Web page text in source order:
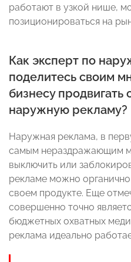
работают в узкой нише,
позиционироваться на
Как эксперт по
поделитесь своим
бизнесу продвигать
наружную рекламу?
Наружная реклама, в
самым нераздражающим
выключить или
рекламе можно
своем продукте. Еще
совершенно точно
бюджетных охватных
реклама идеально